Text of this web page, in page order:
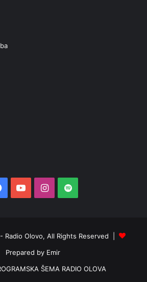
Facebook
YouTubeInstagram
Spotify
Radio Olovo, All Rights Reserved |
Prepared by Emir
ŠEMA RADIO OLOVA